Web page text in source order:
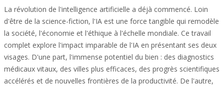
La révolution de l'intelligence artificielle a déjà commencé. Loin
d'être de la science-fiction, l'IA est une force tangible qui remodèle
la société, l'économie et l'éthique à l'échelle mondiale. Ce travail
complet explore l'impact imparable de l'IA en présentant ses deux
visages. D'une part, l'immense potentiel du bien : des diagnostics
médicaux vitaux, des villes plus efficaces, des progrès scientifiques
accélérés et de nouvelles frontières de la productivité. De l'autre,